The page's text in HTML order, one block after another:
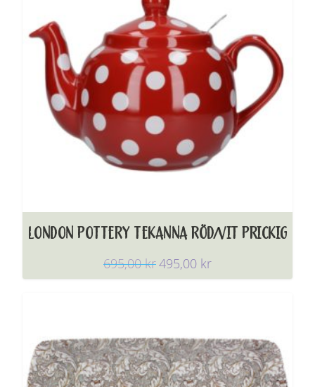
LONDON POTTERY TEKANNA RÖD/VIT PRICKIG
695,00kr495,00 kr